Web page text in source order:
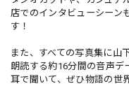
店でのインタビューシーン
す！
また、すべての写真集に山
朗読する約16分間の音声デ
耳で聞いて、ぜひ物語の世